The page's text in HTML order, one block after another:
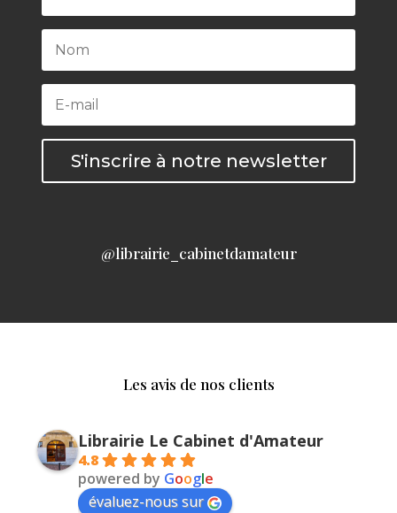
S'inscrire à notre newsletter
@librairie_cabinetdamateur
Les avis de nos clients
Librairie Le Cabinet d'Amateur
4.8
powered by Google
évaluez-nous sur